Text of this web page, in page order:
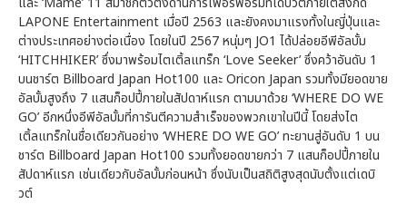
LAPONE Entertainment เมื่อปี 2563 และยังคงมาแรงทั้งในญี่ปุ่นและ
ต่างประเทศอย่างต่อเนื่อง โดยในปี 2567 หนุ่มๆ JO1 ได้ปล่อยอีพีอัลบั้ม
‘HITCHHIKER’ ซึ่งมาพร้อมไตเติ้ลแทร็ก ‘Love Seeker’ ซึ่งคว้าอันดับ 1
บนชาร์ต Billboard Japan Hot100 และ Oricon Japan รวมทั้งมียอดขาย
อัลบั้มสูงถึง 7 แสนก็อปปี้ภายในสัปดาห์แรก ตามมาด้วย ‘WHERE DO WE
GO’ อีกหนึ่งอีพีอัลบั้มที่การันตีความสำเร็จของพวกเขาในปีนี้ โดยส่งไต
เติ้ลแทร็กในชื่อเดียวกันอย่าง ‘WHERE DO WE GO’ ทะยานสู่อันดับ 1 บน
ชาร์ต Billboard Japan Hot100 รวมทั้งยอดขายกว่า 7 แสนก็อปปี้ภายใน
สัปดาห์แรก เช่นเดียวกับอัลบั้มก่อนหน้า ซึ่งนับเป็นสถิติสูงสุดนับตั้งแต่เดบิ
วต์